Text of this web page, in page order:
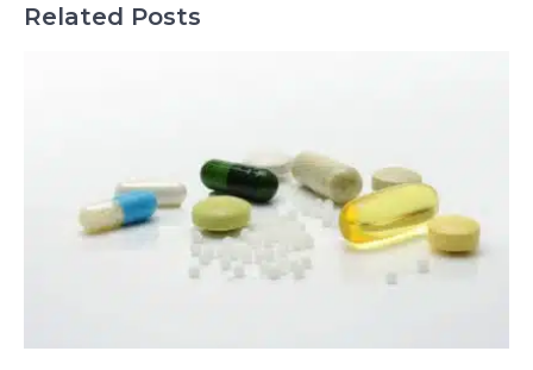
Related Posts